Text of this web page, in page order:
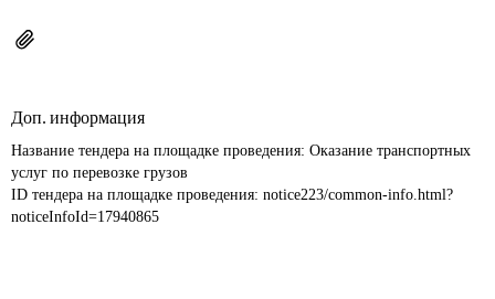
Доп. информация
Название тендера на площадке проведения: Оказание транспортных
услуг по перевозке грузов
ID тендера на площадке проведения: notice223/common-info.html?
noticeInfoId=17940865